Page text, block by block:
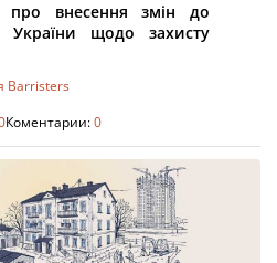
про внесення змін до
України щодо захисту
Barristers
Коментарии:0